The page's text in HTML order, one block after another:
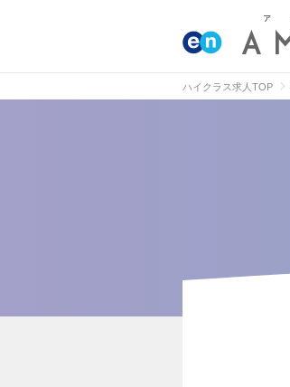
ハイクラス求人TOP